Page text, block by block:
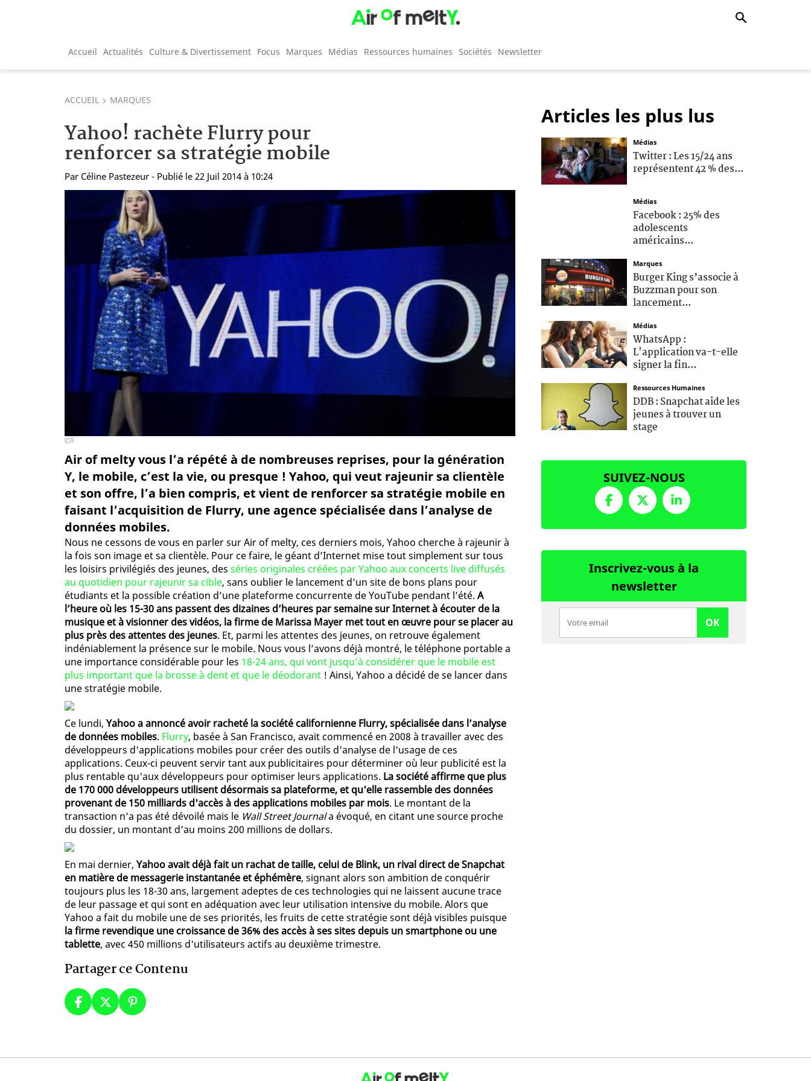
Accueil Actualités Culture & Divertissement Focus Marques Médias Ressources humaines Sociétés Newsletter
ACCUEIL MARQUES
Yahoo! rachète Flurry pour
renforcer sa stratégie mobile
Par Céline Pastezeur - Publié le 22 Juil 2014 à 10:24
X
Air of melty vous l’a répété à de nombreuses reprises, pour la génération
Y, le mobile, c’est la vie, ou presque ! Yahoo, qui veut rajeunir sa clientèle
et son offre, l’a bien compris, et vient de renforcer sa stratégie mobile en
faisant l’acquisition de Flurry, une agence spécialisée dans l’analyse de
données mobiles.
Nous ne cessons de vous en parler sur Air of melty, ces derniers mois, Yahoo cherche à rajeunir à
la fois son image et sa clientèle. Pour ce faire, le géant d’Internet mise tout simplement sur tous
les loisirs privilégiés des jeunes, des séries originales créées par Yahoo aux concerts live diffusés
au quotidien pour rajeunir sa cible, sans oublier le lancement d’un site de bons plans pour
étudiants et la possible création d’une plateforme concurrente de YouTube pendant l’été. A
l’heure où les 15-30 ans passent des dizaines d’heures par semaine sur Internet à écouter de la
musique et à visionner des vidéos, la firme de Marissa Mayer met tout en œuvre pour se placer au
plus près des attentes des jeunes. Et, parmi les attentes des jeunes, on retrouve également
indéniablement la présence sur le mobile. Nous vous l’avons déjà montré, le téléphone portable a
une importance considérable pour les 18-24 ans, qui vont jusqu’à considérer que le mobile est
plus important que la brosse à dent et que le déodorant ! Ainsi, Yahoo a décidé de se lancer dans
une stratégie mobile.
Ce lundi, Yahoo a annoncé avoir racheté la société californienne Flurry, spécialisée dans l’analyse
de données mobiles. Flurry, basée à San Francisco, avait commencé en 2008 à travailler avec des
développeurs d'applications mobiles pour créer des outils d'analyse de l'usage de ces
applications. Ceux-ci peuvent servir tant aux publicitaires pour déterminer où leur publicité est la
plus rentable qu'aux développeurs pour optimiser leurs applications. La société affirme que plus
de 170 000 développeurs utilisent désormais sa plateforme, et qu'elle rassemble des données
provenant de 150 milliards d'accès à des applications mobiles par mois. Le montant de la
transaction n’a pas été dévoilé mais le Wall Street Journala évoqué, en citant une source proche
du dossier, un montant d’au moins 200 millions de dollars.
En mai dernier, Yahoo avait déjà fait un rachat de taille, celui de Blink, un rival direct de Snapchat
en matière de messagerie instantanée et éphémère, signant alors son ambition de conquérir
toujours plus les 18-30 ans, largement adeptes de ces technologies qui ne laissent aucune trace
de leur passage et qui sont en adéquation avec leur utilisation intensive du mobile. Alors que
Yahoo a fait du mobile une de ses priorités, les fruits de cette stratégie sont déjà visibles puisque
la firme revendique une croissance de 36% des accès à ses sites depuis un smartphone ou une
tablette, avec 450 millions d'utilisateurs actifs au deuxième trimestre.
Partager ce Contenu
Articles les plus lus
Médias
Twitter : Les 15/24 ans
représentent 42 % des...
Médias
Facebook : 25% des
adolescents
américains...
Marques
Burger King s’associe à
Buzzman pour son
lancement...
Médias
WhatsApp :
L'application va-t-elle
signer la fin...
Ressources Humaines
DDB : Snapchat aide les
jeunes à trouver un
stage
SUIVEZ-NOUS
Inscrivez-vous à la
newsletter
OK